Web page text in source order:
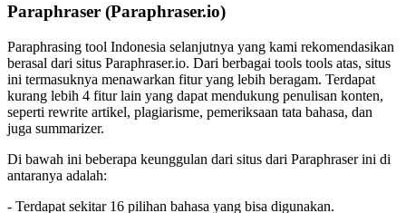
Paraphraser (Paraphraser.io)
Paraphrasing tool Indonesia selanjutnya yang kami rekomendasikan
berasal dari situs Paraphraser.io. Dari berbagai tools tools atas, situs
ini termasuknya menawarkan fitur yang lebih beragam. Terdapat
kurang lebih 4 fitur lain yang dapat mendukung penulisan konten,
seperti rewrite artikel, plagiarisme, pemeriksaan tata bahasa, dan
juga summarizer.
Di bawah ini beberapa keunggulan dari situs dari Paraphraser ini di
antaranya adalah:
- Terdapat sekitar 16 pilihan bahasa yang bisa digunakan.